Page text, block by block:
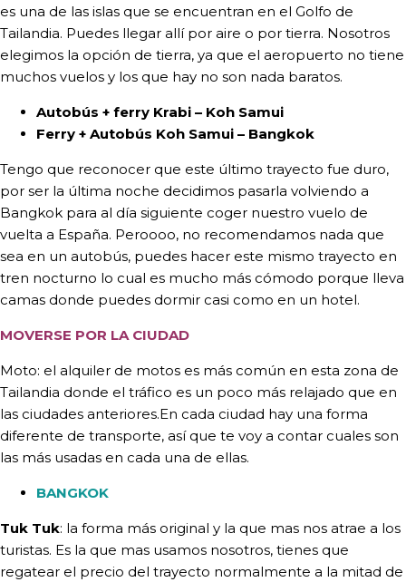
es una de las islas que se encuentran en el Golfo de
Tailandia. Puedes llegar allí por aire o por tierra. Nosotros
elegimos la opción de tierra, ya que el aeropuerto no tiene
muchos vuelos y los que hay no son nada baratos.
Autobús + ferry Krabi – Koh Samui
Ferry + Autobús Koh Samui – Bangkok
Tengo que reconocer que este último trayecto fue duro,
por ser la última noche decidimos pasarla volviendo a
Bangkok para al día siguiente coger nuestro vuelo de
vuelta a España. Peroooo, no recomendamos nada que
sea en un autobús, puedes hacer este mismo trayecto en
tren nocturno lo cual es mucho más cómodo porque lleva
camas donde puedes dormir casi como en un hotel.
MOVERSE POR LA CIUDAD
Moto: el alquiler de motos es más común en esta zona de
Tailandia donde el tráfico es un poco más relajado que en
las ciudades anteriores.En cada ciudad hay una forma
diferente de transporte, así que te voy a contar cuales son
las más usadas en cada una de ellas.
BANGKOK
Tuk Tuk: la forma más original y la que mas nos atrae a los
turistas. Es la que mas usamos nosotros, tienes que
regatear el precio del trayecto normalmente a la mitad de